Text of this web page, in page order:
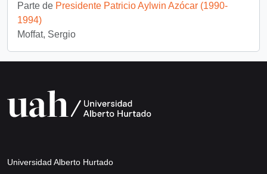
Parte de Presidente Patricio Aylwin Azócar (1990-
1994)
Moffat, Sergio
Universidad Alberto Hurtado